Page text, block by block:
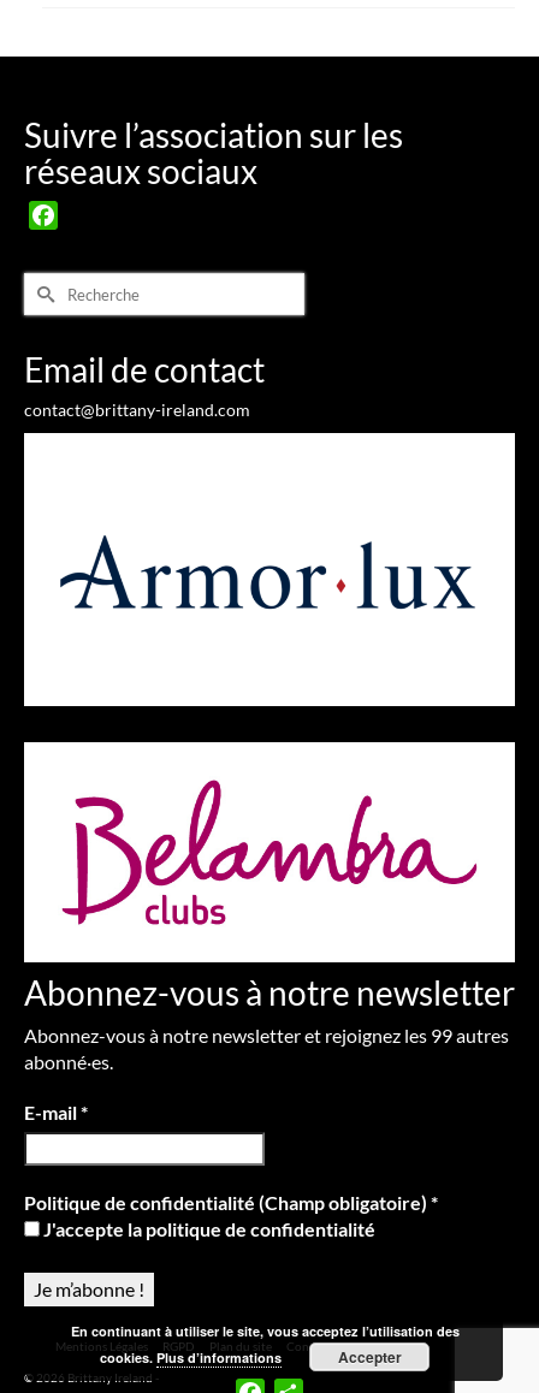
Suivre l’association sur les
réseaux sociaux
Rechercher :
Email de contact
contact@brittany-ireland.com
Abonnez-vous à notre newsletter
Abonnez-vous à notre newsletter et rejoignez les 99 autres
abonné·es.
E-mail*
Politique de confidentialité (Champ obligatoire) *
J'accepte la politique de confidentialité
Mentions Légales RGPD Plan du site Contact
© 2026 Brittany Ireland - Facebook
En continuant à utiliser le site, vous acceptez l’utilisation des
cookies.Plus d’informations Accepter